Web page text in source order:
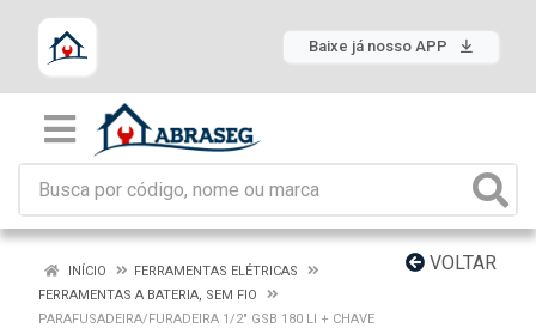
Baixe já nosso APP
VOLTAR
INÍCIO
FERRAMENTAS ELÉTRICAS
FERRAMENTAS A BATERIA, SEM FIO
PARAFUSADEIRA/FURADEIRA 1/2" GSB 180 LI + CHAVE